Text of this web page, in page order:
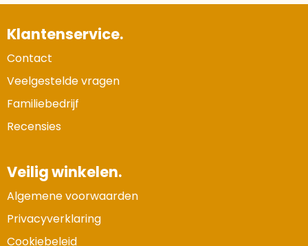
Klantenservice.
Contact
Veelgestelde vragen
Familiebedrijf
Recensies
Veilig winkelen.
Algemene voorwaarden
Privacyverklaring
Cookiebeleid